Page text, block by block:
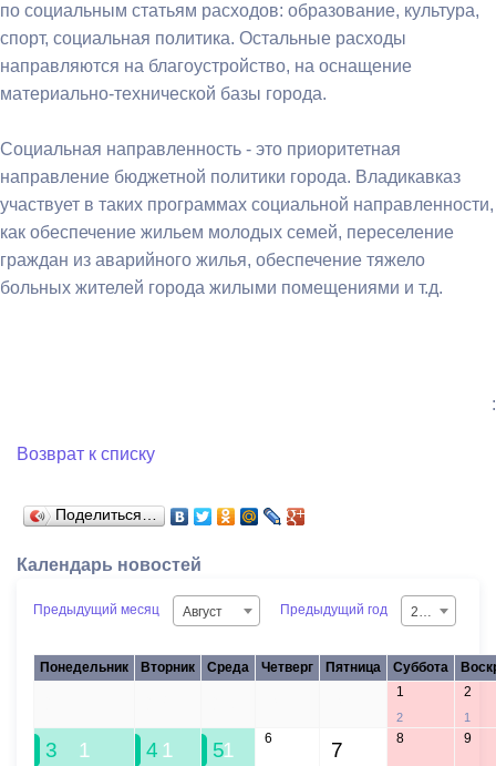
по социальным статьям расходов: образование, культура,
спорт, социальная политика. Остальные расходы
направляются на благоустройство, на оснащение
материально-технической базы города.
Социальная направленность - это приоритетная
направление бюджетной политики города. Владикавказ
участвует в таких программах социальной направленности,
как обеспечение жильем молодых семей, переселение
граждан из аварийного жилья, обеспечение тяжело
больных жителей города жилыми помещениями и т.д.
:
Возврат к списку
Поделиться…
Календарь новостей
Предыдущий месяц Август Предыдущий год 2026
Понедельник Вторник Среда Четверг Пятница Суббота
1
2
2
1
3 1 4 1 51 6 7 8 9